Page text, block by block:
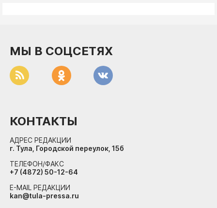
МЫ В СОЦСЕТЯХ
КОНТАКТЫ
АДРЕС РЕДАКЦИИ
г. Тула, Городской переулок, 15б
ТЕЛЕФОН/ФАКС
+7 (4872) 50-12-64
E-MAIL РЕДАКЦИИ
kan@tula-pressa.ru